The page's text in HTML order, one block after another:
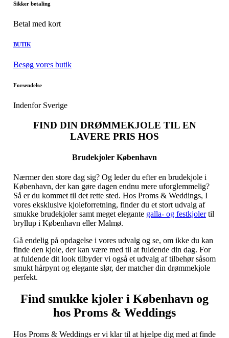
Sikker betaling
Betal med kort
BUTIK
Besøg vores butik
Forsendelse
Indenfor Sverige
FIND DIN DRØMMEKJOLE TIL EN
LAVERE PRIS HOS
Brudekjoler København
Nærmer den store dag sig? Og leder du efter en brudekjole i
København, der kan gøre dagen endnu mere uforglemmelig?
Så er du kommet til det rette sted. Hos Proms & Weddings, I
vores eksklusive kjoleforretning, finder du et stort udvalg af
smukke brudekjoler samt meget elegante galla- og festkjolertil
bryllup i København eller Malmø.
Gå endelig på opdagelse i vores udvalg og se, om ikke du kan
finde den kjole, der kan være med til at fuldende din dag. For
at fuldende dit look tilbyder vi også et udvalg af tilbehør såsom
smukt hårpynt og elegante slør, der matcher din drømmekjole
perfekt.
Find smukke kjoler i København og
hos Proms & Weddings
Hos Proms & Weddings er vi klar til at hjælpe dig med at finde